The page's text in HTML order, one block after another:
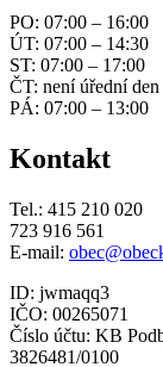
PO: 07:00 – 16:00
ÚT: 07:00 – 14:30
ST: 07:00 – 17:00
ČT: není úřední den
PÁ: 07:00 – 13:00
Kontakt
Tel.: 415 210 020
723 916 561
E-mail:
ID: jwmaqq3
IČO: 00265071
Číslo účtu: KB
3826481/0100